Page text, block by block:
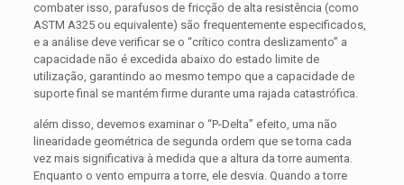
combater isso, parafusos de fricção de alta resistência (como
ASTM A325 ou equivalente) são frequentemente especificados,
e a análise deve verificar se o “crítico contra deslizamento” a
capacidade não é excedida abaixo do estado limite de
utilização, garantindo ao mesmo tempo que a capacidade de
suporte final se mantém firme durante uma rajada catastrófica.
além disso, devemos examinar o “P-Delta” efeito, uma não
linearidade geométrica de segunda ordem que se torna cada
vez mais significativa à medida que a altura da torre aumenta.
Enquanto o vento empurra a torre, ele desvia. Quando a torre